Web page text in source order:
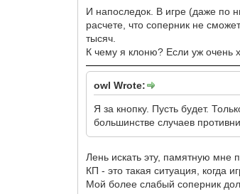
И напоследок. В игре (даже по
расчете, что соперник не
тысяч.
К чему я клоню? Если уж очень
owl Wrote:
Я за кнопку. Пусть будет.
большинстве случаев
Лень искать эту, памятную мне
КП - это такая ситуация, когда
Мой более слабый соперник